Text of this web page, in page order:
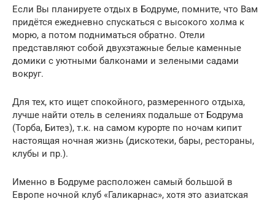
Если Вы планируете отдых в Бодруме, помните, что Вам
придётся ежедневно спускаться с высокого холма к
морю, а потом подниматься обратно. Отели
представляют собой двухэтажные белые каменные
домики с уютными балконами и зелеными садами
вокруг.
Для тех, кто ищет спокойного, размеренного отдыха,
лучше найти отель в селениях подальше от Бодрума
(Торба, Битез), т.к. на самом курорте по ночам кипит
настоящая ночная жизнь (дискотеки, бары, рестораны,
клубы и пр.).
Именно в Бодруме расположен самый большой в
Европе ночной клуб «Галикарнас», хотя это азиатская